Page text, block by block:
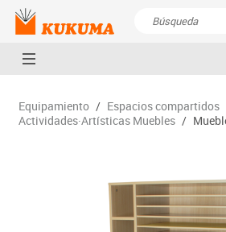
Equipamiento / Espacios compartidos
Actividades·Artísticas Muebles /